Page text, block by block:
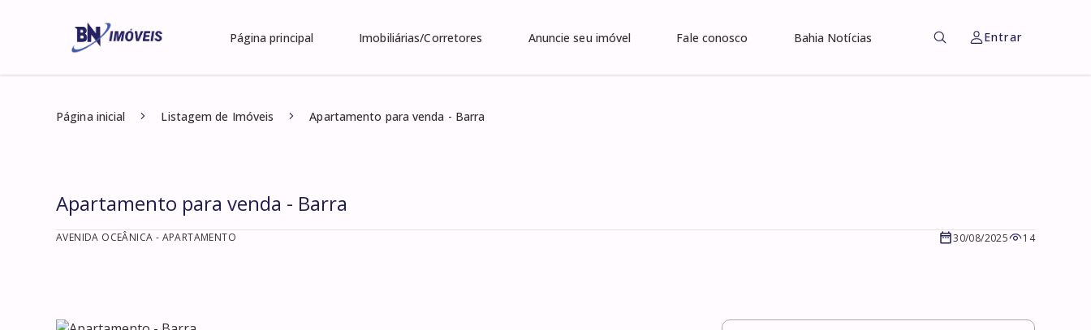
Página principal Imobiliárias/Corretores Anuncie seu imóvel Fale conosco Bahia Notícias Entrar
Página inicial Listagem de Imóveis Apartamento para venda - Barra
Apartamento para venda - Barra
AVENIDA OCEÂNICA - APARTAMENTO 30/08/2025 14